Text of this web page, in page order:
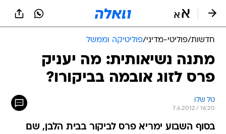
חדשות/פוליטי-מדיני/פוליטיקה וממשל
מתנה נשיאותית: מה יעניק
פרס לזוג אובמה בביקורו?
טל שלו
7.6.2012 / 16:20
בסוף השבוע ימריא פרס לביקור בבית הלבן, שם